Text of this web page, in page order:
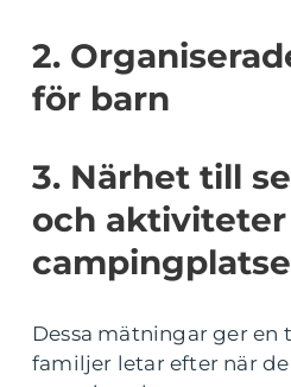
2.
för barn
3. Närhet till
och
Dessa mätningar ger en
familjer letar efter när